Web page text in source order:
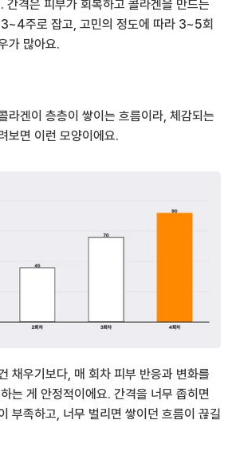
격은 피부가 회복하고 콜라겐을 만드는
주로 잡고, 고민의 정도에 따라 3~5회
가 많아요.
라겐이 층층이 쌓이는 흐름이라, 체감되는
보면 이런 모양이에요.
채우기보다, 매 회차 피부 반응과 변화를
는 게 안정적이에요. 간격을 너무 좁히면
부족하고, 너무 벌리면 쌓이던 흐름이 끊길